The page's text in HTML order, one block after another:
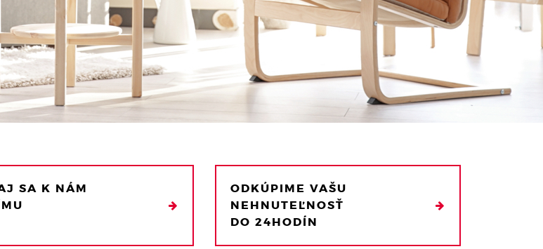
SA K NÁM
ODKÚPIME VAŠU
NEHNUTEĽNOSŤ
DO 24HODÍN